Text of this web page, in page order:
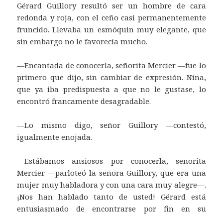
Gérard Guillory resultó ser un hombre de cara
redonda y roja, con el ceño casi permanentemente
fruncido. Llevaba un esmóquin muy elegante, que
sin embargo no le favorecía mucho.
—Encantada de conocerla, señorita Mercier —fue lo
primero que dijo, sin cambiar de expresión. Nina,
que ya iba predispuesta a que no le gustase, lo
encontró francamente desagradable.
—Lo mismo digo, señor Guillory —contestó,
igualmente enojada.
—Estábamos ansiosos por conocerla, señorita
Mercier —parloteó la señora Guillory, que era una
mujer muy habladora y con una cara muy alegre—.
¡Nos han hablado tanto de usted! Gérard está
entusiasmado de encontrarse por fin en su